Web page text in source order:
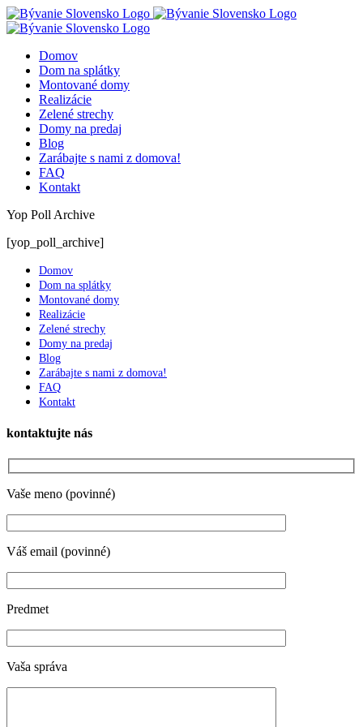
Skip
to
Domov
Dom na splátky
Montované domy
Realizácie
Zelené strechy
Domy na predaj
Blog
Zarábajte s nami z domova!
FAQ
Kontakt
Yop Poll Archive
[yop_poll_archive]
Domov
Dom na splátky
Montované domy
Realizácie
Zelené strechy
Domy na predaj
Blog
Zarábajte s nami z domova!
FAQ
Kontakt
kontaktujte nás
Vaše meno (povinné)
Váš email (povinné)
Predmet
Vaša správa